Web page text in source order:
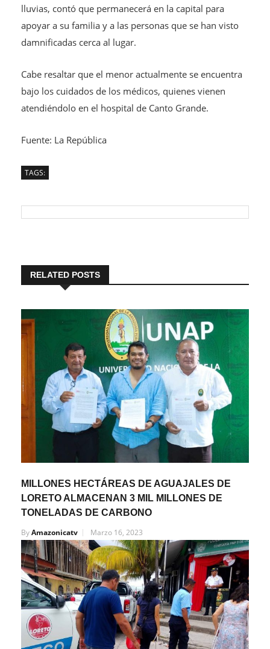
lluvias, contó que permanecerá en la capital para
apoyar a su familia y a las personas que se han visto
damnificadas cerca al lugar.
Cabe resaltar que el menor actualmente se encuentra
bajo los cuidados de los médicos, quienes vienen
atendiéndolo en el hospital de Canto Grande.
Fuente: La República
TAGS:
RELATED POSTS
MILLONES HECTÁREAS DE AGUAJALES DE
LORETO ALMACENAN 3 MIL MILLONES DE
TONELADAS DE CARBONO
ByAmazonicatv Marzo 16, 2023